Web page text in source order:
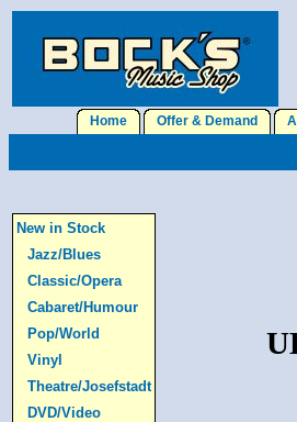
Home Offer & Demand
New in Stock
Jazz/Blues
Classic/Opera
Cabaret/Humour
Pop/World
Vinyl
Theatre/Josefstadt
DVD/Video